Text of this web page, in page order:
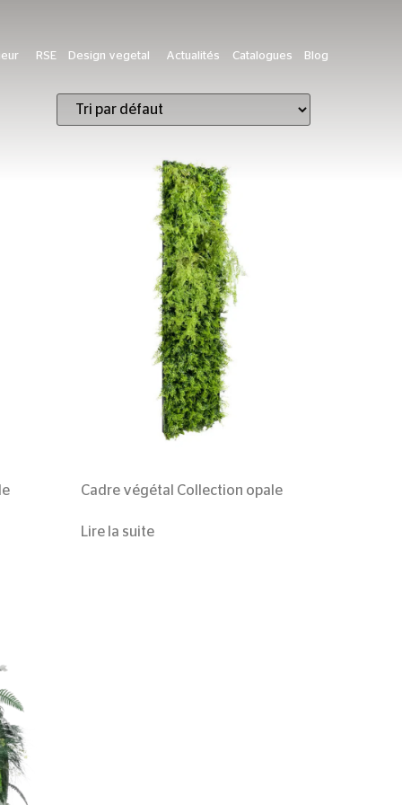
RSE Design vegetal Actualités Catalogues Blog
Cadre végétal Collection opale
Lire la suite